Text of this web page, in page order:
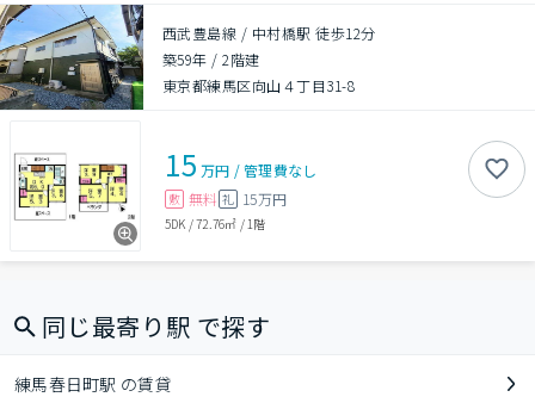
西武豊島線 / 中村橋駅 徒歩12分
築59年 /2階建
東京都練馬区向山４丁目31-8
15 万円 /管理費なし
敷 無料 礼 15万円
5DK /72.76㎡ / 1階
同じ最寄り駅 で探す
練馬春日町駅 の賃貸